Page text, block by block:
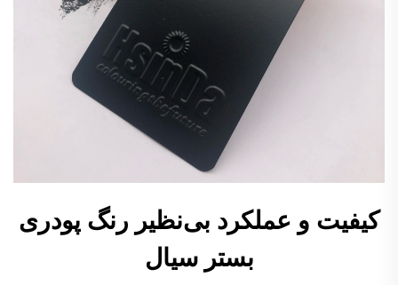
کیفیت و عملکرد بی‌نظیر رنگ پودری
بستر سیال